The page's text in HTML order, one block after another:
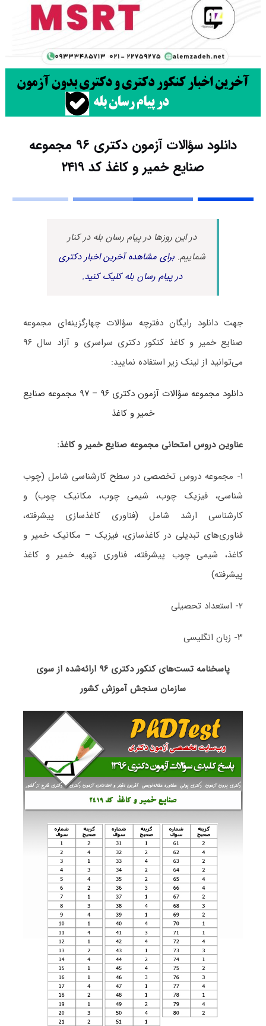
دانلود سؤالات آزمون دکتری ۹۶ مجموعه
صنایع خمیر و کاغذ کد ۲۴۱۹
در این روزها در پیام رسان بله در کنار
شماییم.برای مشاهده آخرین اخبار دکتری
در پیام رسان بله کلیک کنید.
جهت دانلود رایگان دفترچه سؤالات چهارگزینه‌ای مجموعه
صنایع خمیر و کاغذ کنکور دکتری سراسری و آزاد سال ۹۶
می‌توانید از لینک زیر استفاده نمایید:
دانلود مجموعه سؤالات آزمون دکتری ۹۶ – ۹۷ مجموعه صنایع
خمیر و کاغذ
عناوین دروس امتحانی مجموعه صنایع خمیر و کاغذ:
۱- مجموعه دروس تخصصی در سطح کارشناسی شامل (چوب
شناسی، فیزیک چوب، شیمی چوب، مکانیک چوب) و
کارشناسی ارشد شامل (فناوری کاغذسازی پیشرفته،
فناوری‌های تبدیلی در کاغذسازی، فیزیک – مکانیک خمیر و
کاغذ، شیمی چوب پیشرفته، فناوری تهیه خمیر و کاغذ
پیشرفته)
۲- استعداد تحصیلی
۳- زبان انگلیسی
پاسخنامه تست‌های کنکور دکتری ۹۶ ارائه‌شده از سوی
سازمان سنجش آموزش کشور